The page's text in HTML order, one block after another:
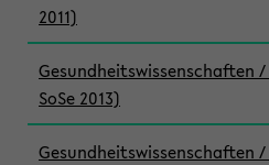
2011)
Gesundheitswissenschaften
SoSe 2013)
Gesundheitswissenschaften